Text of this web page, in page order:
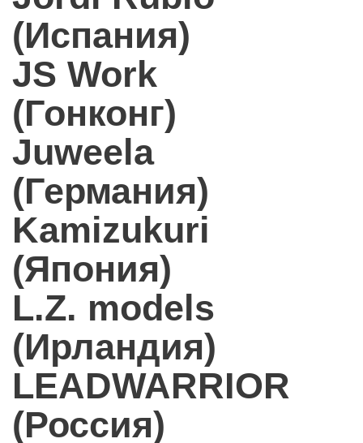
(Испания)
JS Work
(Гонконг)
Juweela
(Германия)
Kamizukuri
(Япония)
L.Z. models
(Ирландия)
LEADWARRIOR
(Россия)